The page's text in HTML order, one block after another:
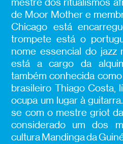
mestre dos ritualismos
de Moor Mother e
Chicago está
trompete está o
nome essencial do jazz
está a cargo da
também conhecida
brasileiro Thiago Costa,
ocupa um lugar à
se com o mestre griot
considerado um dos
cultura Mandinga da